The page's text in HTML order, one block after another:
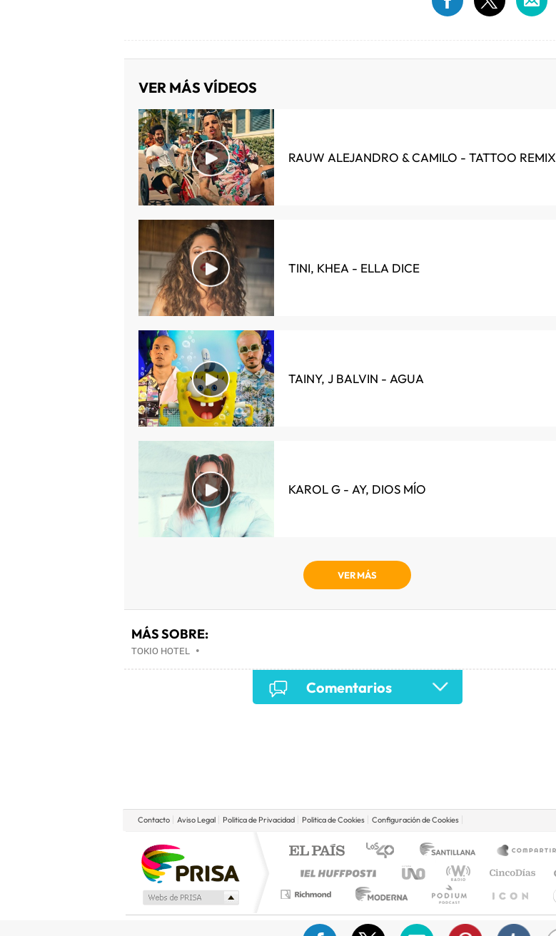
VER MÁS VÍDEOS
RAUW ALEJANDRO & CAMILO - TATTOO REMIX
TINI, KHEA - ELLA DICE
TAINY, J BALVIN - AGUA
KAROL G - AY, DIOS MÍO
VER MÁS
MÁS SOBRE:
TOKIO HOTEL •
Comentarios
Contacto Aviso Legal Politica de Privacidad Politica de Cookies Configuración de Cookies